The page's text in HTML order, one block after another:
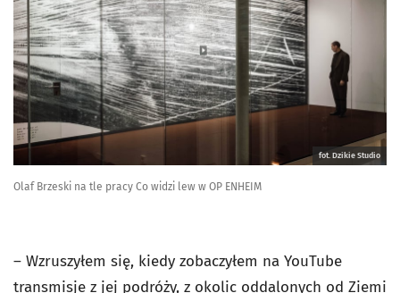
fot. Dzikie Studio
Olaf Brzeski na tle pracy Co widzi lew w OP ENHEIM
– Wzruszyłem się, kiedy zobaczyłem na YouTube
transmisje z jej podróży, z okolic oddalonych od Ziemi